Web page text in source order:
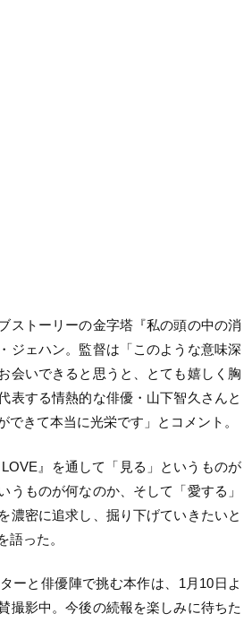
ストーリーの金字塔『私の頭の中の消
ジェハン。監督は「このような意味深
会いできると思うと、とても嬉しく胸
表する情熱的な俳優・山下智久さんと
できて本当に光栄です」とコメント。
』を通して「見る」というものが
うものが何なのか、そして「愛する」
濃密に追求し、掘り下げていきたいと
語った。
ーと俳優陣で挑む本作は、 1 月 10日よ
撮影中。今後の続報を楽しみに待ちた